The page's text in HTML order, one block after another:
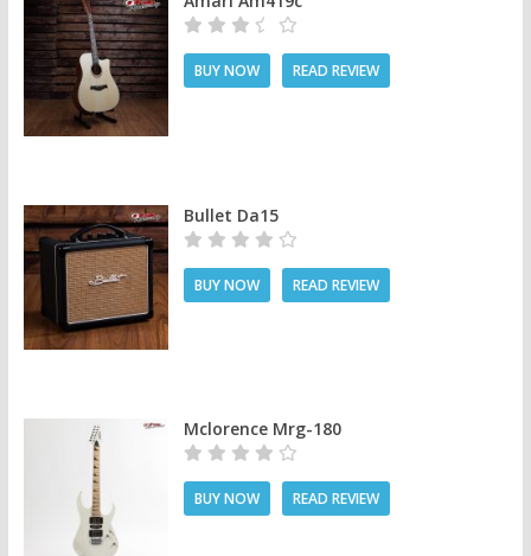
BUY NOW READ REVIEW
Bullet Da15
BUY NOW READ REVIEW
Mclorence Mrg-180
BUY NOW READ REVIEW